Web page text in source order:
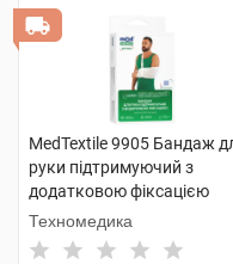
MedTextile 9905 Бандаж
руки підтримуючий з
додатковою фіксацією
розмір L 1 шт
Техномедика